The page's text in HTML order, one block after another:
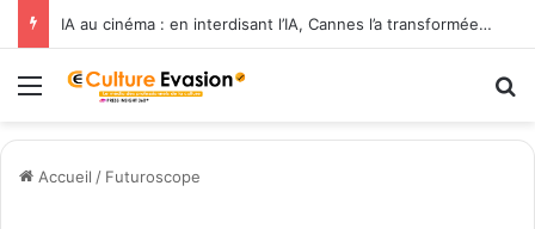
IA au cinéma : en interdisant l’IA, Cannes l’a transformée en label de luxe
Menu
Accueil / Futuroscope